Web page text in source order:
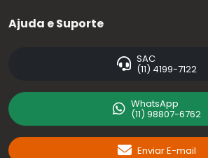
Ajuda e Suporte
SAC
(11) 4199-7122
WhatsApp
(11) 98807-6762
Enviar E-mail